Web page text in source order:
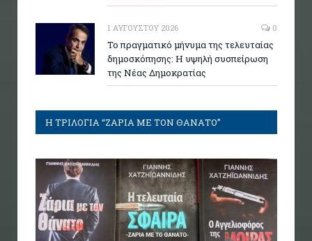
1 ΑΥΓΟΎΣΤΟΥ 2026 0
Το πραγματικό μήνυμα της τελευταίας
δημοσκόπησης: Η υψηλή συσπείρωση
της Νέας Δημοκρατίας
Η ΤΡΙΛΟΓΙΑ “ΖΑΡΙΑ ΜΕ ΤΟΝ ΘΑΝΑΤΟ”